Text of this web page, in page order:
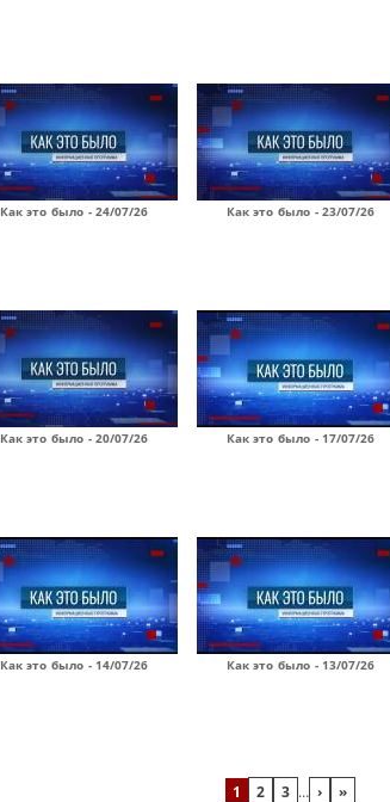
Как это было - 24/07/26 Как это было - 23/07/26
Как это было - 20/07/26 Как это было - 17/07/26
Как это было - 14/07/26 Как это было - 13/07/26
1 2 3 … › »